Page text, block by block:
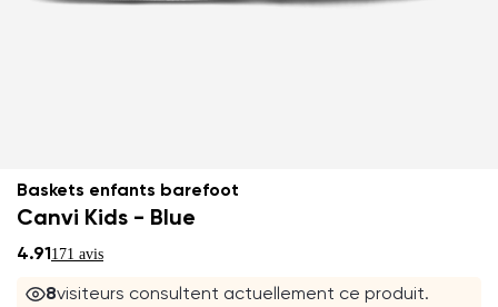
Baskets enfants barefoot
Canvi Kids - Blue
4.91171 avis
8visiteurs consultent actuellement ce produit.